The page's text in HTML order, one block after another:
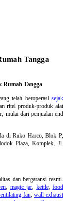
Tangga
Rumah Tangga
telah beroperasisejak
ritel produk-produk alat
mulai dari penjualan end
di Ruko Harco, Blok P,
Plaza, Komplek, Jl.
dan bergaransi resmi.
magic jar kettle,food
fan, wall exhaust